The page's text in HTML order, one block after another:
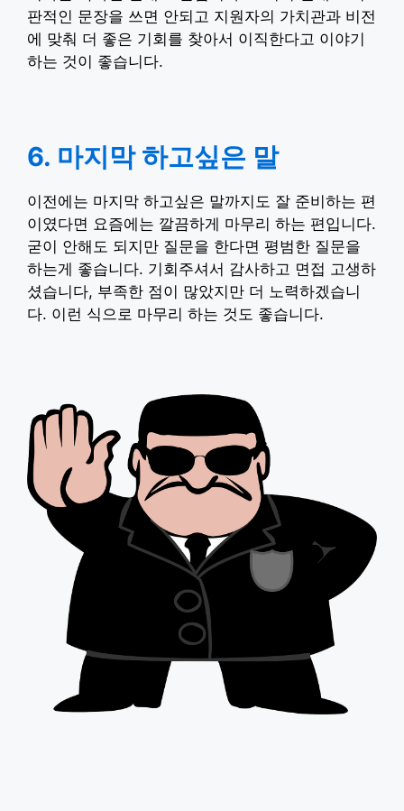
판적인 문장을 쓰면 안되고 지원자의 가치관과 비전
에 맞춰 더 좋은 기회를 찾아서 이직한다고 이야기
하는 것이 좋습니다.
6. 마지막 하고싶은 말
이전에는 마지막 하고싶은 말까지도 잘 준비하는 편
이였다면 요즘에는 깔끔하게 마무리 하는 편입니다.
굳이 안해도 되지만 질문을 한다면 평범한 질문을
하는게 좋습니다. 기회주셔서 감사하고 면접 고생하
셨습니다, 부족한 점이 많았지만 더 노력하겠습니
다. 이런 식으로 마무리 하는 것도 좋습니다.